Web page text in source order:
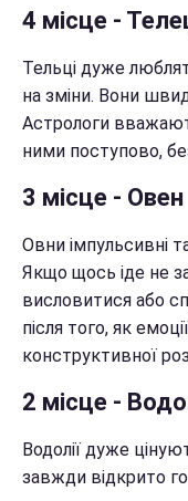
4 місце -
Тельці дуже
на зміни. Вони
Астрологи
ними поступово,
3 місце - Овен
Овни імпульсивні
Якщо щось іде не
висловитися або
після того, як
конструктивної
2 місце -
Водолії дуже
завжди відкрито